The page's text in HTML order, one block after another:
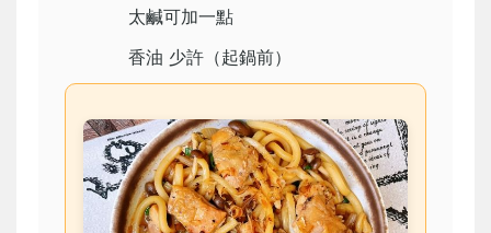
太鹹可加一點
香油 少許（起鍋前）